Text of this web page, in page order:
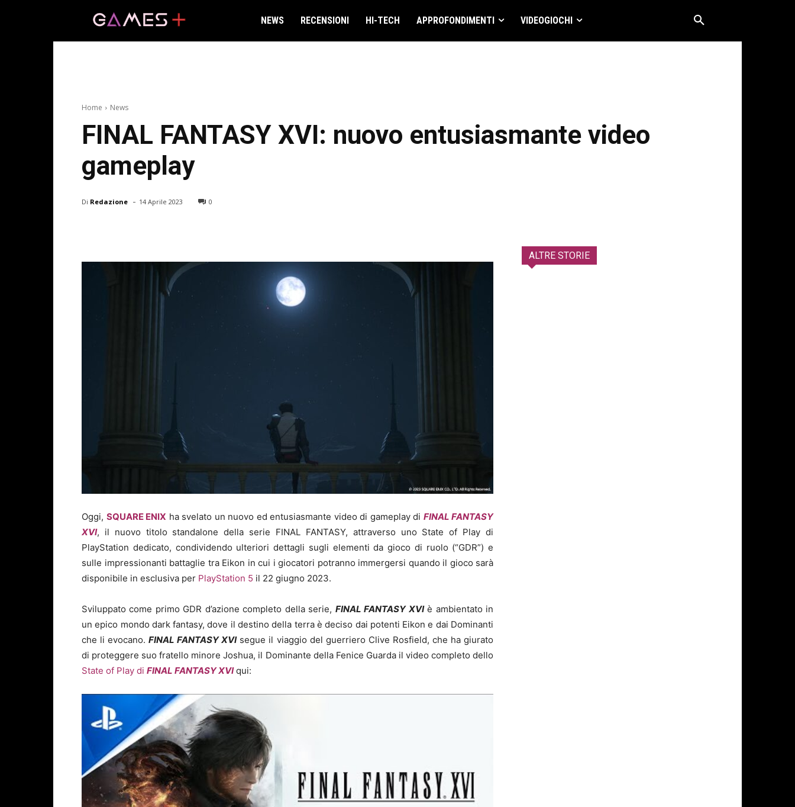
NEWS RECENSIONI HI-TECH APPROFONDIMENTI VIDEOGIOCHI
Home News
FINAL FANTASY XVI: nuovo entusiasmante video
gameplay
Di Redazione - 14 Aprile 2023 0
Oggi, SQUARE ENIX ha svelato un nuovo ed entusiasmante video di gameplay di FINAL FANTASY
XVI, il nuovo titolo standalone della serie FINAL FANTASY, attraverso uno State of Play di
PlayStation dedicato, condividendo ulteriori dettagli sugli elementi da gioco di ruolo (“GDR”) e
sulle impressionanti battaglie tra Eikon in cui i giocatori potranno immergersi quando il gioco sarà
disponibile in esclusiva per PlayStation 5 il 22 giugno 2023.
Sviluppato come primo GDR d’azione completo della serie, FINAL FANTASY XVIè ambientato in
un epico mondo dark fantasy, dove il destino della terra è deciso dai potenti Eikon e dai Dominanti
che li evocano.FINAL FANTASY XVIsegue il viaggio del guerriero Clive Rosfield, che ha giurato
di proteggere suo fratello minore Joshua, il Dominante della Fenice Guarda il video completo dello
State of Play di FINAL FANTASY XVIqui:
ALTRE STORIE